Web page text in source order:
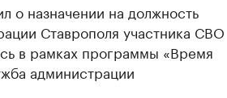
о назначении на должность
Ставрополя участника СВО
в рамках программы «Время
администрации